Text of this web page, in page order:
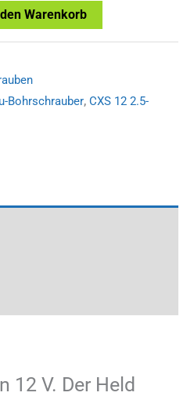
Warenkorb
Bohrschrauber, CXS 12 2.5-
12 V. Der Held